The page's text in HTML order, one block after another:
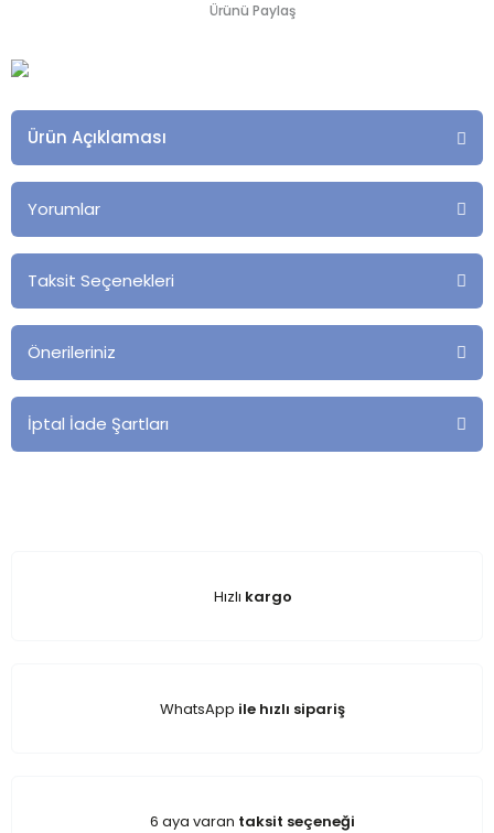
Ürünü Paylaş
Ürün Açıklaması
Yorumlar
Taksit Seçenekleri
Önerileriniz
İptal İade Şartları
Hızlı kargo
WhatsApp ile hızlı sipariş
6 aya varan taksit seçeneği